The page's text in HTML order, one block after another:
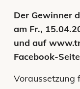
Der Gewinner
am Fr.,
und auf
Facebook-
Voraussetzung